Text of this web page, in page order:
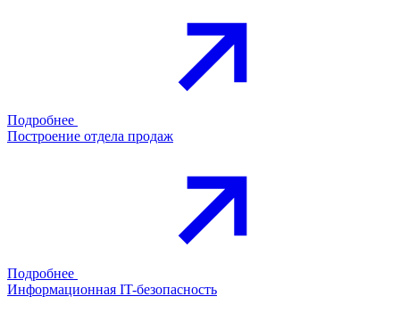
Подробнее
Построение отдела продаж
Подробнее
Информационная IT-безопасность